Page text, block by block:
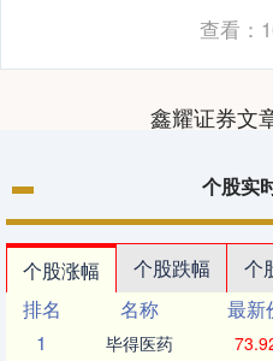
该交易
查看：
鑫耀证券文
个股实
个股涨幅 个股跌幅 个
排名
名称 最新
1
毕得医药